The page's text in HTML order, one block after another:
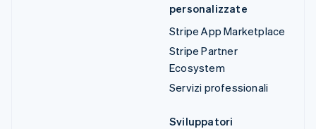
personalizzate
Stripe App Marketplace
Stripe Partner
Ecosystem
Servizi professionali
Sviluppatori